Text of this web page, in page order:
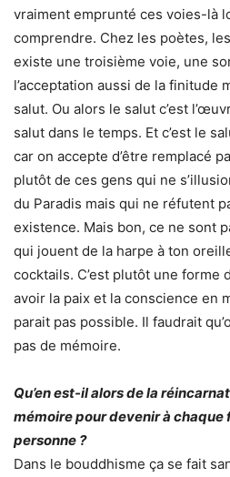
vraiment emprunté ces voies-là
comprendre. Chez les poètes,
existe une troisième voie, une
l’acceptation aussi de la finitude
salut. Ou alors le salut c’est
salut dans le temps. Et c’est le
car on accepte d’être remplacé
plutôt de ces gens qui ne
du Paradis mais qui ne réfutent
existence. Mais bon, ce ne sont
qui jouent de la harpe à ton
cocktails. C’est plutôt une forme
avoir la paix et la conscience en
parait pas possible. Il faudrait
pas de mémoire.
Qu’en est-il alors de la
mémoire pour devenir à chaque
personne ?
Dans le bouddhisme ça se fait